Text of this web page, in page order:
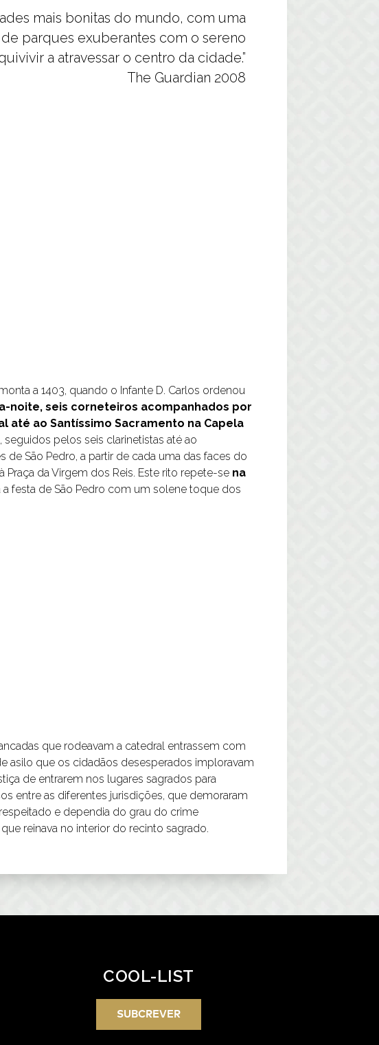
mais bonitas do mundo, com uma
parques exuberantes com o sereno
a atravessar o centro da cidade.”
The Guardian 2008
a 1403, quando o Infante D. Carlos ordenou
noite, seis corneteiros acompanhados por
ao Santíssimo Sacramento na Capela
pelos seis clarinetistas até ao
São Pedro, a partir de cada uma das faces do
Praça da Virgem dos Reis. Este rito repete-se na
a festa de São Pedro com um solene toque dos
que rodeavam a catedral entrassem com
asilo que os cidadãos desesperados imploravam
de entrarem nos lugares sagrados para
entre as diferentes jurisdições, que demoraram
e dependia do grau do crime
reinava no interior do recinto sagrado.
COOL-LIST
SUBCREVER